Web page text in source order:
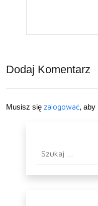
Dodaj Komentarz
Musisz się zalogować, aby